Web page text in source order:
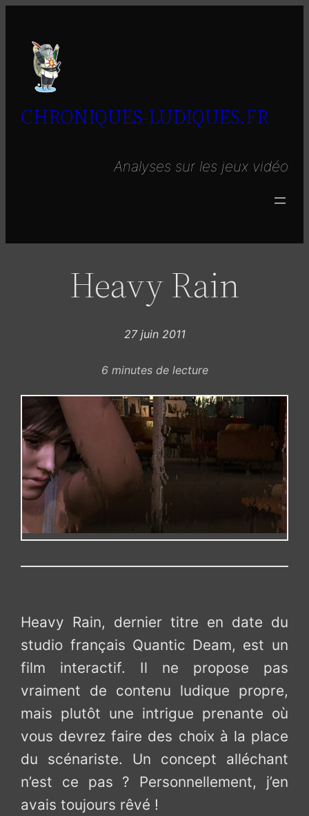
contenu
CHRONIQUES-LUDIQUES.FR
Analyses sur les jeux vidéo
Heavy Rain
27 juin 2011
6minutes de lecture
Heavy Rain, dernier titre en date du
studio français Quantic Deam, est un
film interactif. Il ne propose pas
vraiment de contenu ludique propre,
mais plutôt une intrigue prenante où
vous devrez faire des choix à la place
du scénariste. Un concept alléchant
n’est ce pas ? Personnellement, j’en
avais toujours rêvé !